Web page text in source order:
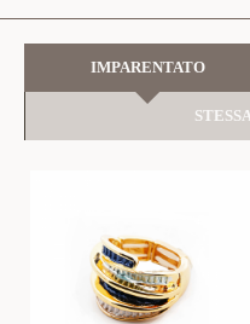
IMPARENTATO